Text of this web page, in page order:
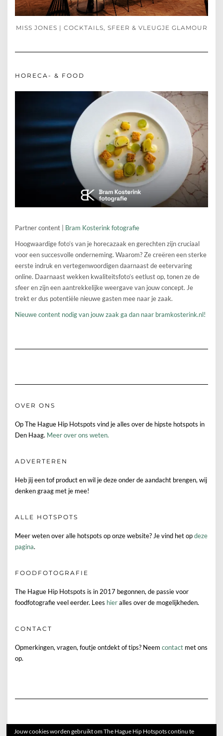
MISS JONES | COCKTAILS, SFEER & VLEUGJE GLAMOUR
HORECA- & FOOD
Partner content | Bram Kosterink fotografie
Hoogwaardige foto’s van je horecazaak en gerechten zijn cruciaal
voor een succesvolle onderneming. Waarom? Ze creëren een sterke
eerste indruk en vertegenwoordigen daarnaast de eetervaring
online. Daarnaast wekken kwaliteitsfoto’s eetlust op, tonen ze de
sfeer en zijn een aantrekkelijke weergave van jouw concept. Je
trekt er dus potentiële nieuwe gasten mee naar je zaak.
Nieuwe content nodig van jouw zaak ga dan naar bramkosterink.nl!
OVER ONS
Op The Hague Hip Hotspots vind je alles over de hipste hotspots in
Den Haag. Meer over ons weten.
ADVERTEREN
Heb jij een tof product en wil je deze onder de aandacht brengen, wij
denken graag met je mee!
ALLE HOTSPOTS
Meer weten over alle hotspots op onze website? Je vind het opdeze
pagina.
FOODFOTOGRAFIE
The Hague Hip Hotspots is in 2017 begonnen, de passie voor
foodfotografie veel eerder. Lees hieralles over de mogelijkheden.
CONTACT
Opmerkingen, vragen, foutje ontdekt of tips? Neem contact met ons
op.
INSTAGRAM
TIKTOKFACEBOOKLINKEDIN
E-
Jouw cookies worden gebruikt om The Hague Hip Hotspots continu te